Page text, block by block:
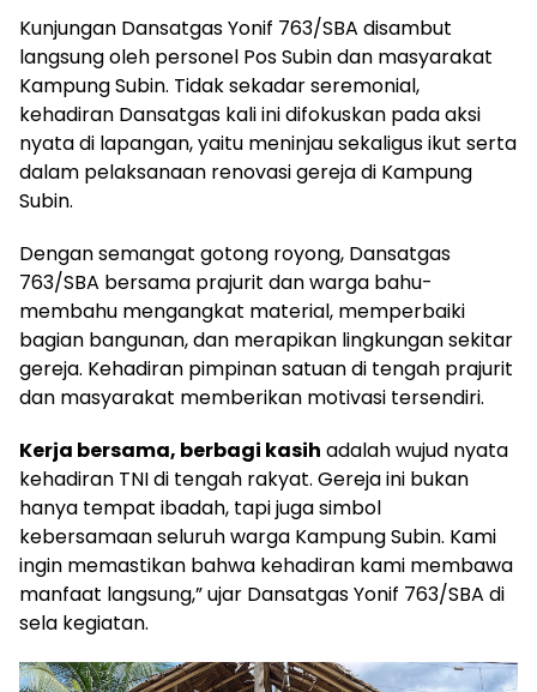
Kunjungan Dansatgas Yonif 763/SBA disambut
langsung oleh personel Pos Subin dan masyarakat
Kampung Subin. Tidak sekadar seremonial,
kehadiran Dansatgas kali ini difokuskan pada aksi
nyata di lapangan, yaitu meninjau sekaligus ikut serta
dalam pelaksanaan renovasi gereja di Kampung
Subin.
Dengan semangat gotong royong, Dansatgas
763/SBA bersama prajurit dan warga bahu-
membahu mengangkat material, memperbaiki
bagian bangunan, dan merapikan lingkungan sekitar
gereja. Kehadiran pimpinan satuan di tengah prajurit
dan masyarakat memberikan motivasi tersendiri.
Kerja bersama, berbagi kasih adalah wujud nyata
kehadiran TNI di tengah rakyat. Gereja ini bukan
hanya tempat ibadah, tapi juga simbol
kebersamaan seluruh warga Kampung Subin. Kami
ingin memastikan bahwa kehadiran kami membawa
manfaat langsung,” ujar Dansatgas Yonif 763/SBA di
sela kegiatan.